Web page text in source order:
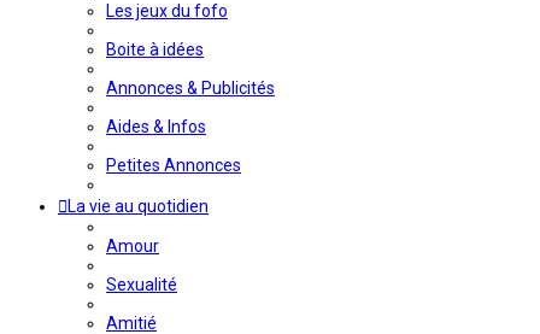
Les jeux du fofo
Boite à idées
Annonces & Publicités
Aides & Infos
Petites Annonces
La vie au quotidien
Amour
Sexualité
Amitié